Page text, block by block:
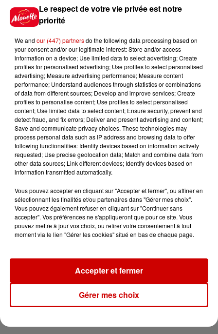
Gagnez vos places pour le
Festival du Roi Arthur 2026 !
Gagnez vos entrées pour le
Musée du Sport Automobile au
Mans !
Alouette vous invite à
Futuroscope Xperiences !
Le Duel - Gagnez votre balade
en jet ski !
Newsletter
Le respect de votre vie privée est notre
priorité
We and our (447) partnersdo the following data processing based on
your consent and/or our legitimate interest: Store and/or access
information on a device; Use limited data to select advertising; Create
profiles for personalised advertising; Use profiles to select personalised
advertising; Measure advertising performance; Measure content
performance; Understand audiences through statistics or combinations
of data from different sources; Develop and improve services; Create
profiles to personalise content; Use profiles to select personalised
content; Use limited data to select content; Ensure security, prevent and
detect fraud, and fix errors; Deliver and present advertising and content;
Save and communicate privacy choices. These technologies may
process personal data such as IP address and browsing data to offer
following functionalities: Identify devices based on information actively
requested; Use precise geolocation data; Match and combine data from
other data sources; Link different devices; Identify devices based on
information transmitted automatically.
Vous pouvez accepter en cliquant sur "Accepter et fermer", ou affiner en
sélectionnant les finalités et/ou partenaires dans "Gérer mes choix".
Vous pouvez également refuser en cliquant sur "Continuer sans
accepter". Vos préférences ne s'appliqueront que pour ce site. Vous
pouvez mettre à jour vos choix, ou retirer votre consentement à tout
moment via le lien "Gérer les cookies" situé en bas de chaque page.
Gérer mes choix
Accepter et fermer